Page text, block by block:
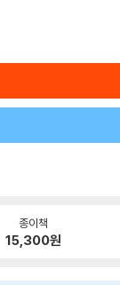
종이책
15,300원